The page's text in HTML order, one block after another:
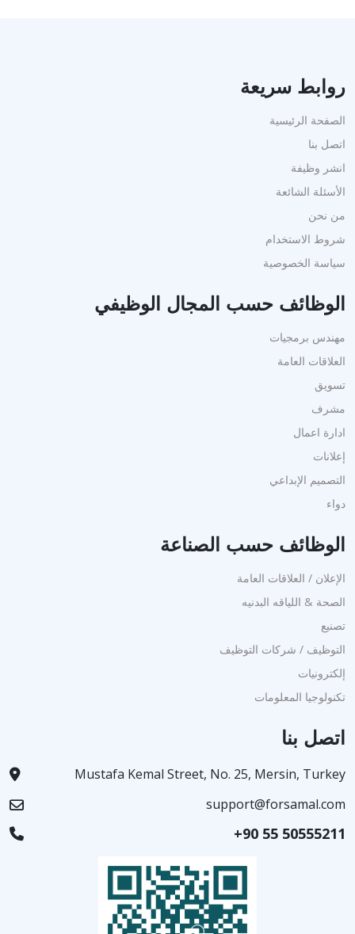
روابط سريعة
الصفحة الرئيسية
اتصل بنا
انشر وظيفة
الأسئلة الشائعة
من نحن
شروط الاستخدام
سياسة الخصوصية
الوظائف حسب المجال الوظيفي
مهندس برمجيات
العلاقات العامة
تسويق
مشرف
ادارة اعمال
إعلانات
التصميم الإبداعي
دواء
الوظائف حسب الصناعة
الإعلان / العلاقات العامة
الصحة & اللياقه البدنيه
تصنيع
التوظيف / شركات التوظيف
إلكترونيات
تكنولوجيا المعلومات
اتصل بنا
Mustafa Kemal Street, No. 25, Mersin, Turkey
support@forsamal.com
+90 55 50555211